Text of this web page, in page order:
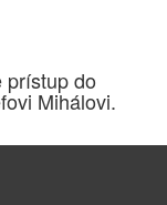
prístup do
Mihálovi.